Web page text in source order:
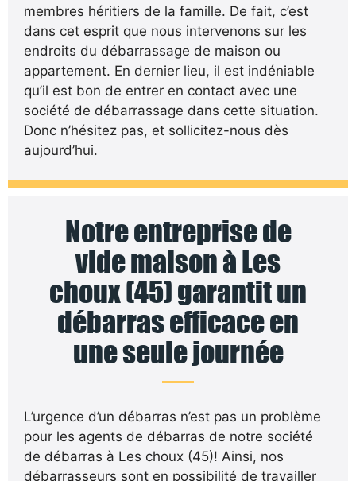
membres héritiers de la famille. De fait, c’est
dans cet esprit que nous intervenons sur les
endroits du débarrassage de maison ou
appartement. En dernier lieu, il est indéniable
qu’il est bon de entrer en contact avec une
société de débarrassage dans cette situation.
Donc n’hésitez pas, et sollicitez-nous dès
aujourd’hui.
Notre entreprise de
vide maison à Les
choux (45) garantit un
débarras efficace en
une seule journée
L’urgence d’un débarras n’est pas un problème
pour les agents de débarras de notre société
de débarras à Les choux (45)! Ainsi, nos
débarrasseurs sont en possibilité de travailler